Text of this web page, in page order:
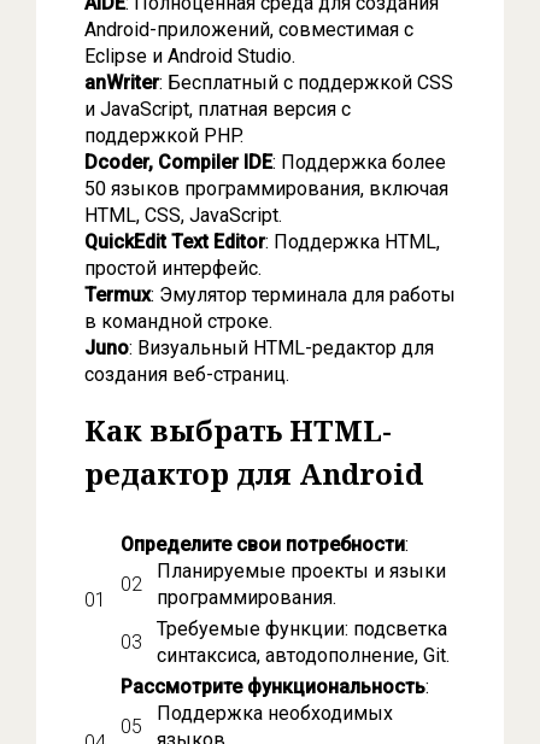
Android-приложений, совместимая с
Eclipse и Android Studio.
anWriter: Бесплатный с поддержкой CSS
и JavaScript, платная версия с
поддержкой PHP.
Dcoder, Compiler IDE: Поддержка более
50 языков программирования, включая
HTML, CSS, JavaScript.
QuickEdit Text Editor: Поддержка HTML,
простой интерфейс.
Termux: Эмулятор терминала для работы
в командной строке.
Juno: Визуальный HTML-редактор для
создания веб-страниц.
Как выбрать HTML-
редактор для Android
Определите свои потребности:
Планируемые проекты и языки
программирования.
Требуемые функции: подсветка
синтаксиса, автодополнение, Git.
Рассмотрите функциональность:
Поддержка необходимых